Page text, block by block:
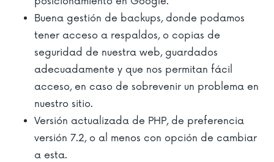
Buena gestión de backups, donde podamos
tener acceso a respaldos, o copias de
seguridad de nuestra web, guardados
adecuadamente y que nos permitan fácil
acceso, en caso de sobrevenir un problema en
nuestro sitio.
Versión actualizada de PHP, de preferencia
versión 7.2, o al menos con opción de cambiar
a esta.